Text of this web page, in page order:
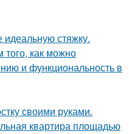
идеальную стяжку.
того, как можно
и функциональность в
своими руками.
квартира площадью